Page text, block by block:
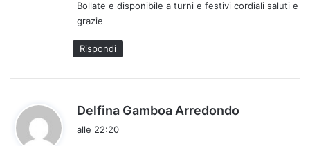
t
Bollate e disponibile a turni e festivi cordiali saluti e
grazie
Rispondi
Delfina Gamboa Arredondo
alle 22:20